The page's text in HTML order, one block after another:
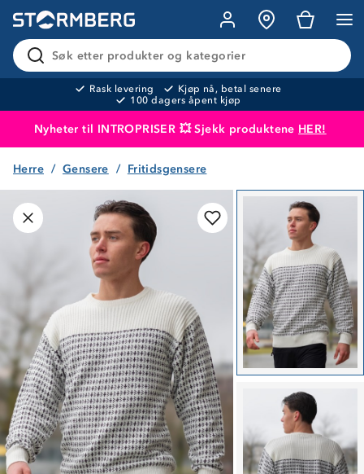
Søk etter produkter og kategorier
Rask levering
Kjøp nå, betal senere
100 dagers åpent kjøp
Nyheter til INTROPRISER 💥 Sjekk produktene HER!
Produktet er lagt i handlekurven
Herre Gensere Fritidsgensere